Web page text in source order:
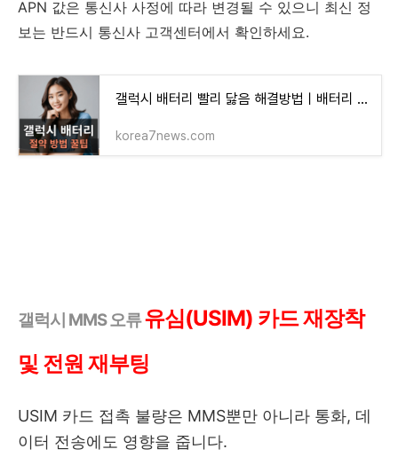
APN 값은 통신사 사정에 따라 변경될 수 있으니 최신 정
보는 반드시 통신사 고객센터에서 확인하세요.
갤럭시 배터리 빨리 닳음 해결방법ㅣ배터리 절약 방법 효과좋은 설정법
korea7news.com
갤럭시 MMS 오류유심(USIM) 카드 재장착
및 전원 재부팅
USIM 카드 접촉 불량은 MMS뿐만 아니라 통화, 데
이터 전송에도 영향을 줍니다.